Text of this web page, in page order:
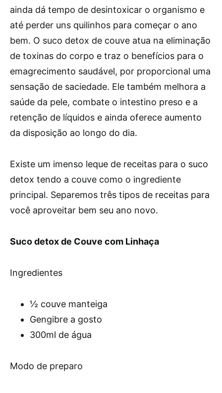
ainda dá tempo de desintoxicar o organismo e
até perder uns quilinhos para começar o ano
bem. O suco detox de couve atua na eliminação
de toxinas do corpo e traz o benefícios para o
emagrecimento saudável, por proporcional uma
sensação de saciedade. Ele também melhora a
saúde da pele, combate o intestino preso e a
retenção de líquidos e ainda oferece aumento
da disposição ao longo do dia.
Existe um imenso leque de receitas para o suco
detox tendo a couve como o ingrediente
principal. Separemos três tipos de receitas para
você aproveitar bem seu ano novo.
Suco detox de Couve com Linhaça
Ingredientes
½ couve manteiga
Gengibre a gosto
300ml de água
Modo de preparo